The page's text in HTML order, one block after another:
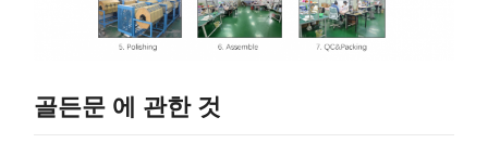
골든문 에 관한 것